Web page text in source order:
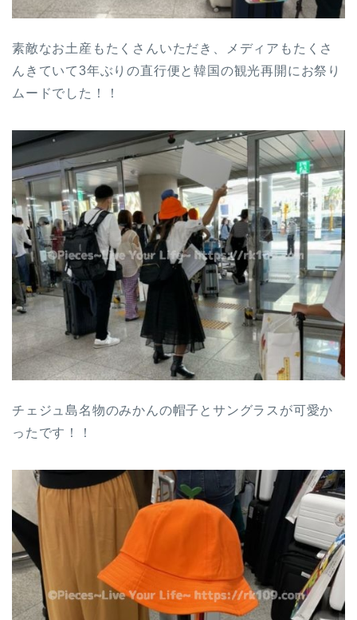
素敵なお土産もたくさんいただき、メディアもたくさ
んきていて3年ぶりの直行便と韓国の観光再開にお祭り
ムードでした！！
チェジュ島名物のみかんの帽子とサングラスが可愛か
ったです！！